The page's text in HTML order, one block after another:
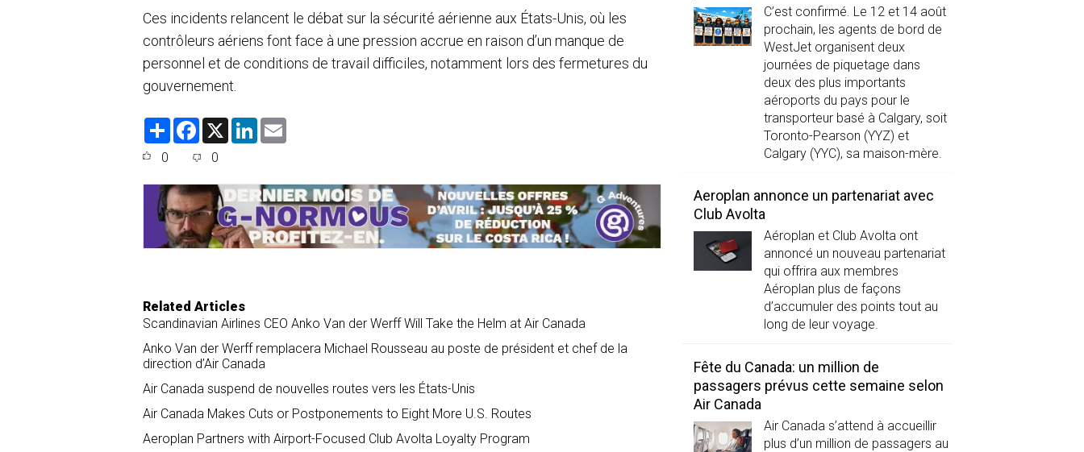
Ces incidents relancent le débat sur la sécurité aérienne aux États-Unis, où les
contrôleurs aériens font face à une pression accrue en raison d’un manque de
personnel et de conditions de travail difficiles, notamment lors des fermetures du
gouvernement.
S
F
e
o
o
k
X
L
d
I
n
0 0
Related Articles
Scandinavian Airlines CEO Anko Van der Werff Will Take the Helm at Air Canada
Anko Van der Werff remplacera Michael Rousseau au poste de président et chef de la
direction d’Air Canada
Air Canada suspend de nouvelles routes vers les États-Unis
Air Canada Makes Cuts or Postponements to Eight More U.S. Routes
Aeroplan Partners with Airport-Focused Club Avolta Loyalty Program
C’est confirmé. Le 12 et 14 août
prochain, les agents de bord de
WestJet organisent deux
journées de piquetage dans
deux des plus importants
aéroports du pays pour le
transporteur basé à Calgary, soit
Toronto-Pearson (YYZ) et
Calgary (YYC), sa maison-mère.
Aeroplan annonce un partenariat avec
Club Avolta
Aéroplan et Club Avolta ont
annoncé un nouveau partenariat
qui offrira aux membres
Aéroplan plus de façons
d’accumuler des points tout au
long de leur voyage.
Fête du Canada: un million de
passagers prévus cette semaine selon
Air Canada
Air Canada s’attend à accueillir
plus d’un million de passagers au